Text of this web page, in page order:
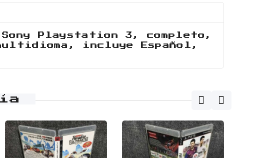
Playstation 3, completo,
incluye Español,